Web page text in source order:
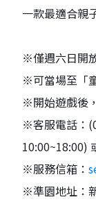
一款最適合親
※僅週六日開
※可當場至「
※開始遊戲後
※客服電話：
10:00~18:00)
※服務信箱：
※準園地址：